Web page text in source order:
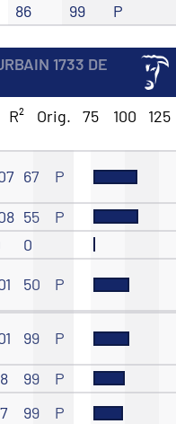
86 99 P
1733 DE
R² Orig. 75 100 125
67 P
55
P
0
50 P
99 P
99
P
99 P